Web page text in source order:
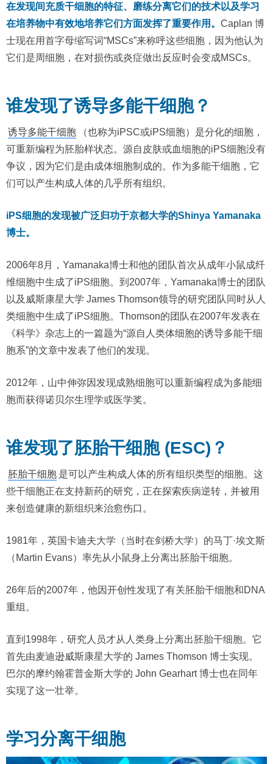
在发现间充质干细胞的特征、磨练分离它们的技术以及学习
在培养物中有效地培养它们方面发挥了重要作用。 Caplan 博
士现在用首字母缩写词“MSCs”来称呼这些细胞，因为他认为
它们是周细胞，在对损伤或炎症做出反应时会变成MSCs。
谁发现了诱导多能干细胞？
诱导多能干细胞
（也称为iPSC或iPS细胞）是分化的细胞，
可重新编程为胚胎样状态。源自皮肤或血细胞的iPS细胞没有
争议，因为它们是由成体细胞制成的。作为多能干细胞，它
们可以产生构成人体的几乎所有组织。
iPS细胞的发现被广泛归功于京都大学的Shinya Yamanaka
博士。
2006年8月，Yamanaka博士和他的团队首次从成年小鼠成纤
维细胞中生成了iPS细胞。到2007年，Yamanaka博士的团队
以及威斯康星大学 James Thomson领导的研究团队同时从人
类细胞中生成了iPS细胞。Thomson的团队在2007年发表在
《科学》杂志上的一篇题为“源自人类体细胞的诱导多能干细
胞系”的文章中发表了他们的发现。
2012年，山中伸弥因发现成熟细胞可以重新编程成为多能细
胞而获得诺贝尔生理学或医学奖。
谁发现了胚胎干细胞 (ESC)？
胚胎干细胞 是可以产生构成人体的所有组织类型的细胞。这
些干细胞正在支持新药的研究，正在探索疾病逆转，并被用
来创造健康的新组织来治愈伤口。
1981年，英国卡迪夫大学（当时在剑桥大学）的马丁·埃文斯
（Martin Evans）率先从小鼠身上分离出胚胎干细胞。
26年后的2007年，他因开创性发现了有关胚胎干细胞和DNA
重组。
直到1998年，研究人员才从人类身上分离出胚胎干细胞。它
首先由麦迪逊威斯康星大学的 James Thomson 博士实现。
巴尔的摩约翰霍普金斯大学的 John Gearhart 博士也在同年
实现了这一壮举。
学习分离干细胞